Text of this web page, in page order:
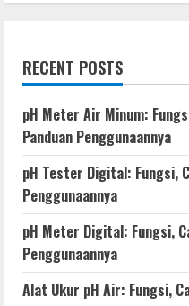
RECENT POSTS
pH Meter Air Minum:
Panduan Penggunaannya
pH Tester Digital: Fungsi,
Penggunaannya
pH Meter Digital: Fungsi,
Penggunaannya
Alat Ukur pH Air: Fungsi,